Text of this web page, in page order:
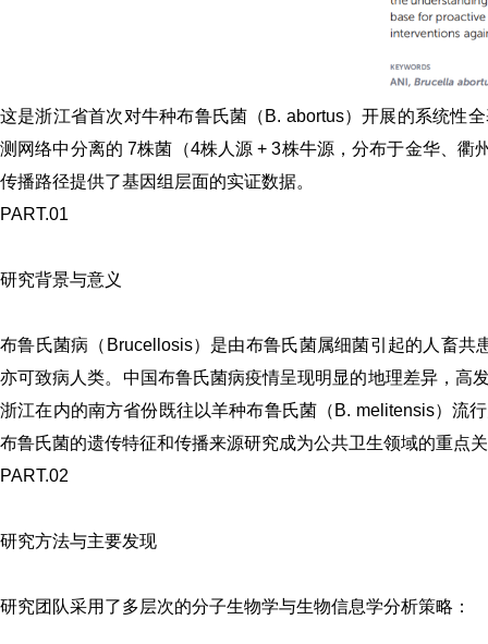
这是浙江省首次对牛种布鲁氏菌（ B. abortus）开展的系统性
测网络中分离的7株菌 （4株人源 + 3株牛源，分布于金华、
传播路径提供了基因组层面的实证数据。
PART.01
研究背景与意义
布鲁氏菌病 （Brucellosis）是由布鲁氏菌属细菌引起的人畜
亦可致病人类。中国布鲁氏菌病疫情呈现明显的地理差异，高
浙江在内的南方省份既往以羊种布鲁氏菌（ B. melitensis）流
布鲁氏菌的遗传特征和传播来源研究成为公共卫生领域的重点
PART.02
研究方法与主要发现
研究团队采用了多层次的分子生物学与生物信息学分析策略：